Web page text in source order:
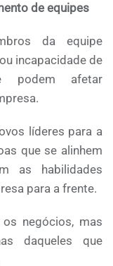
de equipes
da equipe
incapacidade de
podem afetar
líderes para a
que se alinhem
as habilidades
para a frente.
negócios, mas
daqueles que